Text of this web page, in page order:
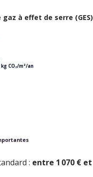
à effet de serre (GES)
kg CO₂/m²/an
: entre 1 070 € et